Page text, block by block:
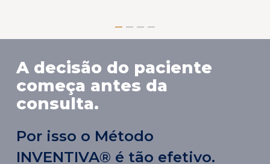
A decisão do paciente
começa antes da
consulta.
Por isso o Método
INVENTIVA® é tão efetivo.